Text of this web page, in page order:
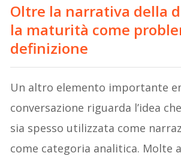
Oltre la narrativa della
la maturità come
definizione
Un altro elemento importante
conversazione riguarda l’idea
sia spesso utilizzata come
come categoria analitica. Molte